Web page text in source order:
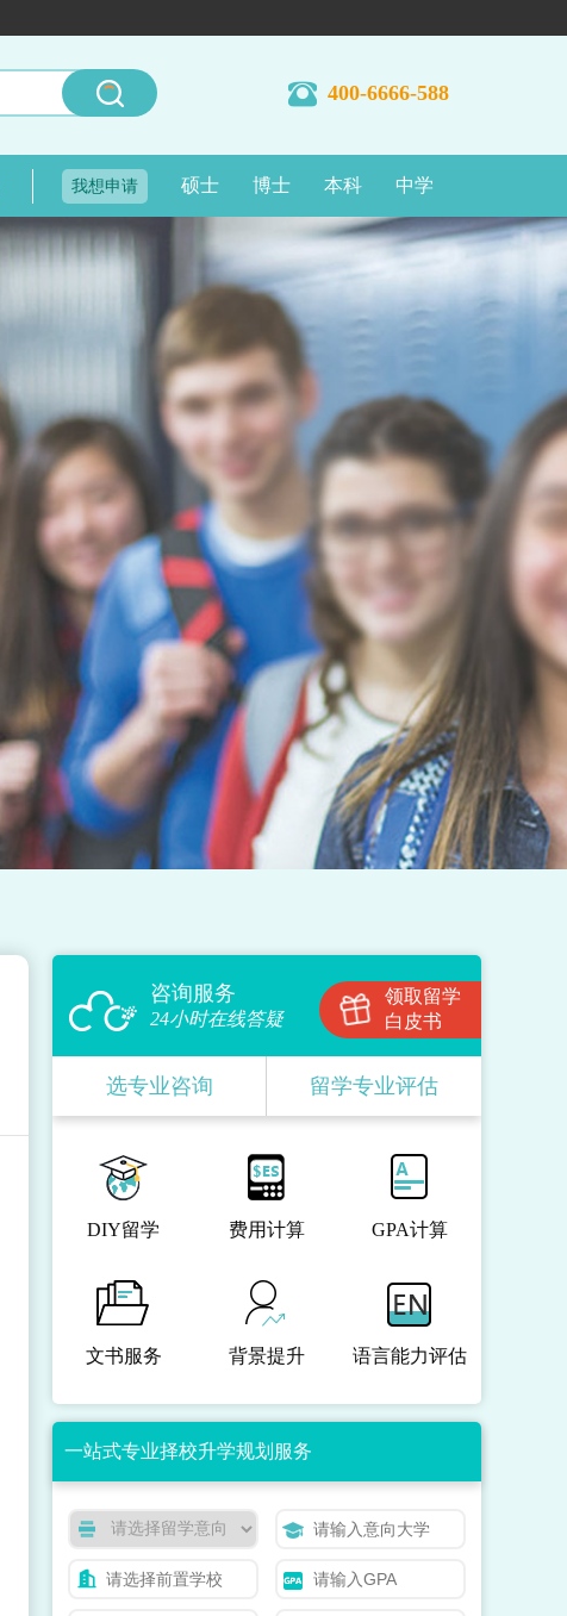
400-6666-588
我想申请 硕士 博士 本科 中学
咨询服务
24小时在线答疑
领取留学
白皮书
选专业咨询 留学专业评估
DIY留学 费用计算 GPA计算
文书服务 背景提升 语言能力评估
一站式专业择校升学规划服务